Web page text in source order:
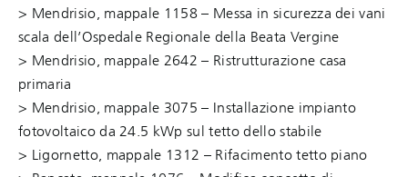
> Mendrisio, mappale 1158 – Messa in sicurezza dei vani
scala dell’Ospedale Regionale della Beata Vergine
> Mendrisio, mappale 2642 – Ristrutturazione casa
primaria
> Mendrisio, mappale 3075 – Installazione impianto
fotovoltaico da 24.5 kWp sul tetto dello stabile
> Ligornetto, mappale 1312 – Rifacimento tetto piano